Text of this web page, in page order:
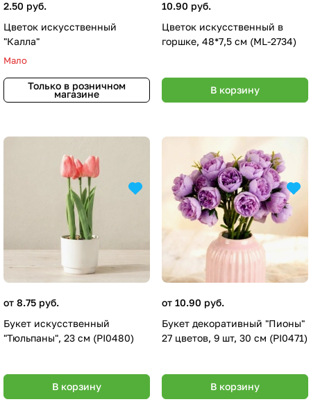
2.50 руб.
Цветок искусственный
"Калла"
Мало
Только в розничном
магазине
10.90 руб.
Цветок искусственный в
горшке, 48*7,5 см (ML-2734)
В корзину
от 8.75 руб.
Букет искусственный
"Тюльпаны", 23 см (PI0480)
В корзину
от 10.90 руб.
Букет декоративный "Пионы"
27 цветов, 9 шт, 30 см (PI0471)
В корзину